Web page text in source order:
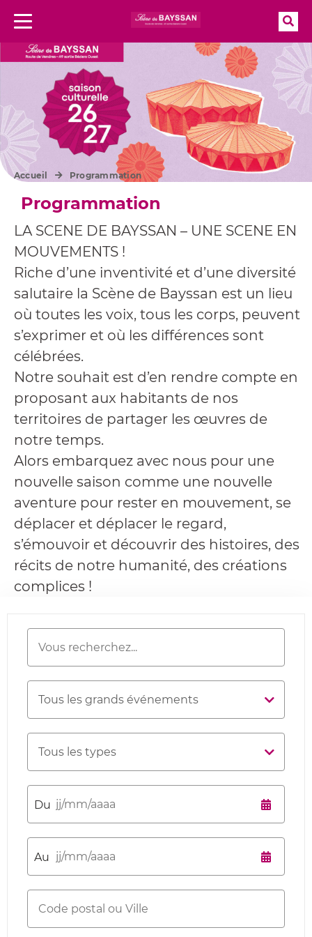
Menu
Programmation
Accueil Programmation
LA SCENE DE BAYSSAN – UNE SCENE EN
MOUVEMENTS !
Riche d’une inventivité et d’une diversité
salutaire la Scène de Bayssan est un lieu
où toutes les voix, tous les corps, peuvent
s’exprimer et où les différences sont
célébrées.
Notre souhait est d’en rendre compte en
proposant aux habitants de nos
territoires de partager les œuvres de
notre temps.
Alors embarquez avec nous pour une
nouvelle saison comme une nouvelle
aventure pour rester en mouvement, se
déplacer et déplacer le regard,
s’émouvoir et découvrir des histoires, des
récits de notre humanité, des créations
complices !
Recherche
événement
Date de
début
Date de fin
Code postal
ou Ville